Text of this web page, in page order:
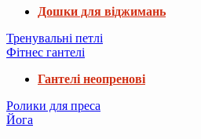
Дошки для віджимань
Тренувальні петлі
Фітнес гантелі
Гантелі неопренові
Ролики для преса
Йога